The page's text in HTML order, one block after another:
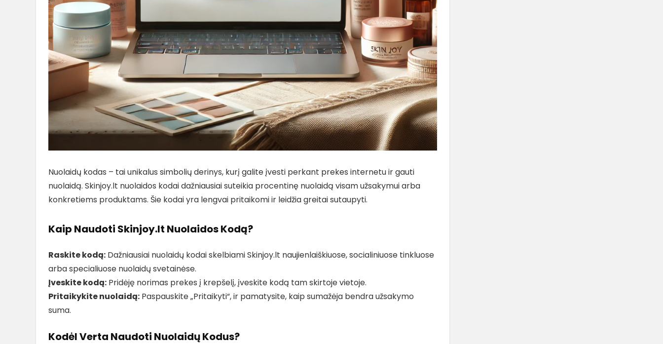
Nuolaidų kodas – tai unikalus simbolių derinys, kurį galite įvesti perkant prekes internetu ir gauti
nuolaidą. Skinjoy.lt nuolaidos kodai dažniausiai suteikia procentinę nuolaidą visam užsakymui arba
konkretiems produktams. Šie kodai yra lengvai pritaikomi ir leidžia greitai sutaupyti.
Kaip Naudoti Skinjoy.lt Nuolaidos Kodą?
Raskite kodą: Dažniausiai nuolaidų kodai skelbiami Skinjoy.lt naujienlaiškiuose, socialiniuose tinkluose
arba specialiuose nuolaidų svetainėse.
Įveskite kodą: Pridėję norimas prekes į krepšelį, įveskite kodą tam skirtoje vietoje.
Pritaikykite nuolaidą: Paspauskite „Pritaikyti“, ir pamatysite, kaip sumažėja bendra užsakymo
suma.
Kodėl Verta Naudoti Nuolaidų Kodus?